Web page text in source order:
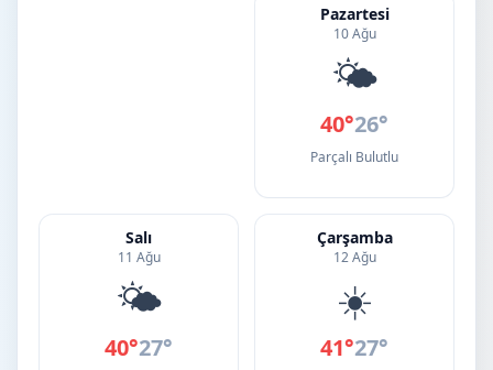
Pazartesi
10 Ağu
🌤️
40°26°
Parçalı Bulutlu
Salı
11 Ağu
🌤️
40°27°
Çarşamba
12 Ağu
☀️
41°27°